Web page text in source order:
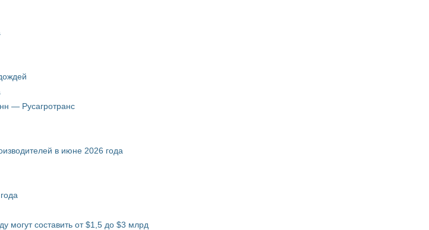
— Русагротранс
в июне 2026 года
могут составить от $1,5 до $3 млрд